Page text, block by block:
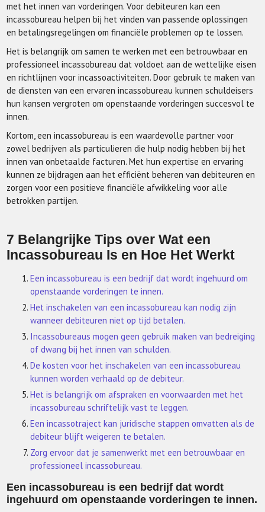
met het innen van vorderingen. Voor debiteuren kan een
incassobureau helpen bij het vinden van passende oplossingen
en betalingsregelingen om financiële problemen op te lossen.
Het is belangrijk om samen te werken met een betrouwbaar en
professioneel incassobureau dat voldoet aan de wettelijke eisen
en richtlijnen voor incassoactiviteiten. Door gebruik te maken van
de diensten van een ervaren incassobureau kunnen schuldeisers
hun kansen vergroten om openstaande vorderingen succesvol te
innen.
Kortom, een incassobureau is een waardevolle partner voor
zowel bedrijven als particulieren die hulp nodig hebben bij het
innen van onbetaalde facturen. Met hun expertise en ervaring
kunnen ze bijdragen aan het efficiënt beheren van debiteuren en
zorgen voor een positieve financiële afwikkeling voor alle
betrokken partijen.
7 Belangrijke Tips over Wat een
Incassobureau Is en Hoe Het Werkt
Een incassobureau is een bedrijf dat wordt ingehuurd om
openstaande vorderingen te innen.
Het inschakelen van een incassobureau kan nodig zijn
wanneer debiteuren niet op tijd betalen.
Incassobureaus mogen geen gebruik maken van bedreiging
of dwang bij het innen van schulden.
De kosten voor het inschakelen van een incassobureau
kunnen worden verhaald op de debiteur.
Het is belangrijk om afspraken en voorwaarden met het
incassobureau schriftelijk vast te leggen.
Een incassotraject kan juridische stappen omvatten als de
debiteur blijft weigeren te betalen.
Zorg ervoor dat je samenwerkt met een betrouwbaar en
professioneel incassobureau.
Een incassobureau is een bedrijf dat wordt
ingehuurd om openstaande vorderingen te innen.